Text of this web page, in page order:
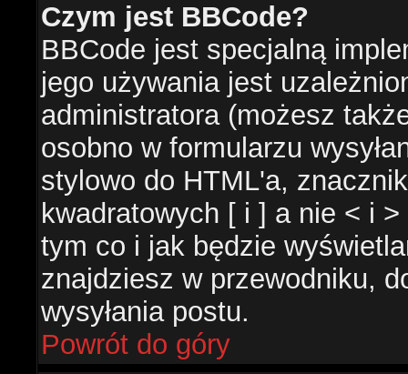
Czym jest BBCode?
BBCode jest specjalną
jego używania jest
administratora (możesz
osobno w formularzu
stylowo do HTML'a,
kwadratowych [ i ] a nie < i
tym co i jak będzie
znajdziesz w przewodniku,
wysyłania postu.
Powrót do góry